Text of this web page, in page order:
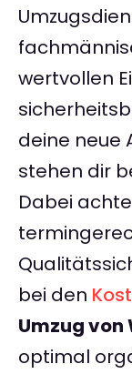
wertvollen
deine neue
stehen dir
Dabei
bei den
Umzug von
optimal